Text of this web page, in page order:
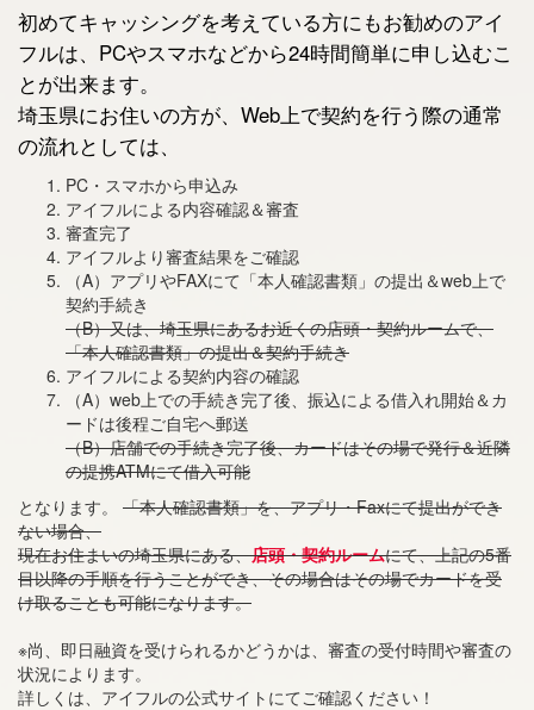
初めてキャッシングを考えている方にもお勧めのアイ
フルは、PCやスマホなどから24時間簡単に申し込むこ
とが出来ます。
埼玉県にお住いの方が、Web上で契約を行う際の通常
の流れとしては、
PC・スマホから申込み
アイフルによる内容確認＆審査
審査完了
アイフルより審査結果をご確認
（A）アプリやFAXにて「本人確認書類」の提出＆web上で
契約手続き
（B）又は、埼玉県にあるお近くの店頭・契約ルームで、
「本人確認書類」の提出＆契約手続き
アイフルによる契約内容の確認
（A）web上での手続き完了後、振込による借入れ開始＆カ
ードは後程ご自宅へ郵送
（B）店舗での手続き完了後、カードはその場で発行＆近隣
の提携ATMにて借入可能
となります。 「本人確認書類」を、アプリ・Faxにて提出ができ
ない場合、
現在お住まいの埼玉県にある、店頭・契約ルームにて、上記の5番
目以降の手順を行うことができ、その場合はその場でカードを受
け取ることも可能になります。
※尚、即日融資を受けられるかどうかは、審査の受付時間や審査の
状況によります。
詳しくは、アイフルの公式サイトにてご確認ください！